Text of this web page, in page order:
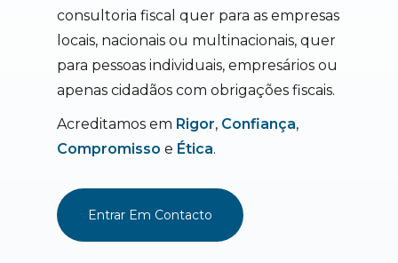
consultoria fiscal quer para as empresas
locais, nacionais ou multinacionais, quer
para pessoas individuais, empresários ou
apenas cidadãos com obrigações fiscais.
Acreditamos em Rigor, Confiança,
Compromisso e Ética.
Entrar Em Contacto